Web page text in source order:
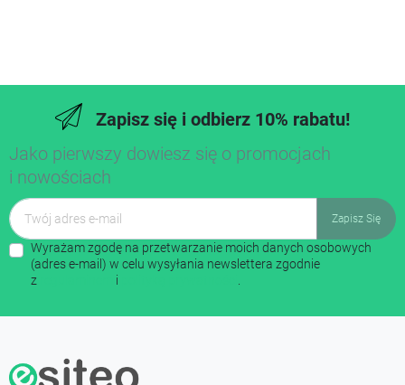
Zapisz się i odbierz 10% rabatu!
Jako pierwszy dowiesz się o promocjach
i nowościach
Wyrażam zgodę na przetwarzanie moich danych osobowych
(adres e-mail) w celu wysyłania newslettera zgodnie
z
i